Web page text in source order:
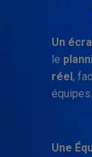
Un
le
réel,
équipes.
Une